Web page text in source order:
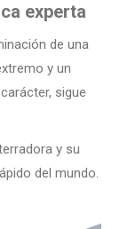
experta
de una
y un
sigue
y su
del mundo.